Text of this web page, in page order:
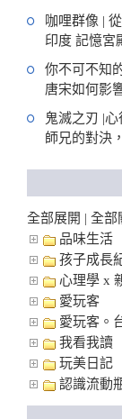
咖哩群像 |
印度 記憶宮
你不可不知
唐宋如何影
鬼滅之刃 |
師兄的對決
全部展開 | 全部
品味生活
孩子成長
心理學 x
愛玩客
愛玩客。
我看我讀
玩美日記
認識流動